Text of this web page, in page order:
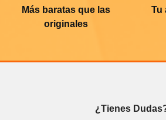
Más baratas que las
originales
Tu
¿Tienes